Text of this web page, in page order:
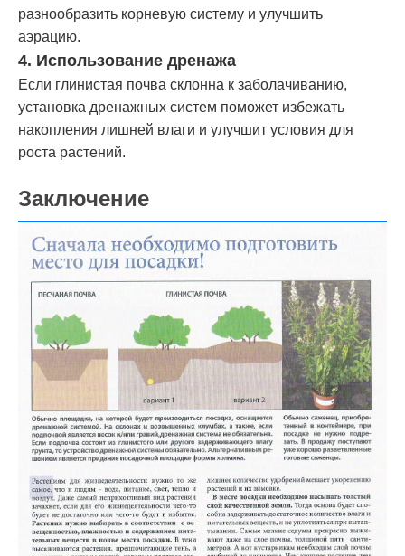
разнообразить корневую систему и улучшить
аэрацию.
4. Использование дренажа
Если глинистая почва склонна к заболачиванию,
установка дренажных систем поможет избежать
накопления лишней влаги и улучшит условия для
роста растений.
Заключение